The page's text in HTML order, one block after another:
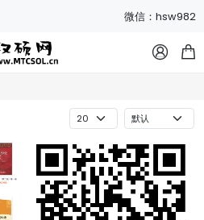
微信：hsw982
 